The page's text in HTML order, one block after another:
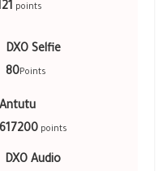
points
DXO Selfie
80Points
Antutu
617200 points
DXO Audio